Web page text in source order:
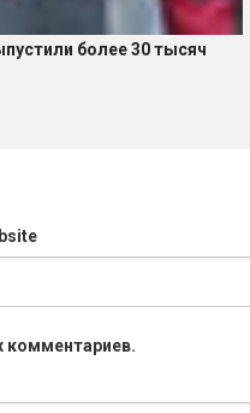
более 30 тысяч
комментариев.